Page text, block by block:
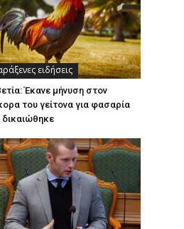
ειδήσεις
Έκανε μήνυση στον
του γείτονα για φασαρία
δικαιώθηκε